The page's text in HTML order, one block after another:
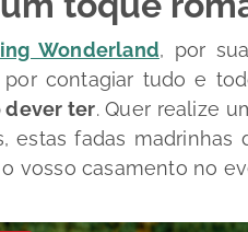
Wonderland, por
por contagiar tudo e
dever ter. Quer realize
estas fadas
vosso casamento no